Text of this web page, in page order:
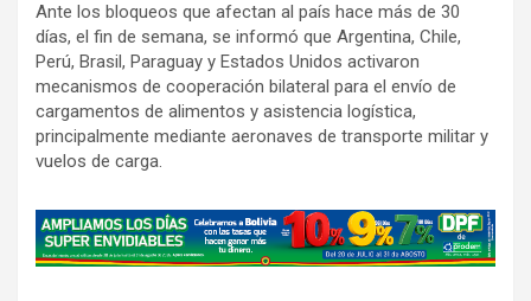
Ante los bloqueos que afectan al país hace más de 30
días, el fin de semana, se informó que Argentina, Chile,
Perú, Brasil, Paraguay y Estados Unidos activaron
mecanismos de cooperación bilateral para el envío de
cargamentos de alimentos y asistencia logística,
principalmente mediante aeronaves de transporte militar y
vuelos de carga.
A
d